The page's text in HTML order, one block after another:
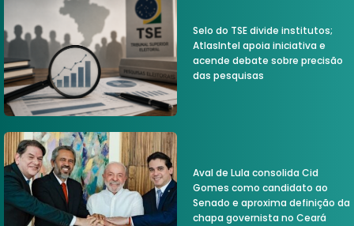
Selo do TSE divide institutos;
AtlasIntel apoia iniciativa e
acende debate sobre precisão
das pesquisas
Aval de Lula consolida Cid
Gomes como candidato ao
Senado e aproxima definição da
chapa governista no Ceará